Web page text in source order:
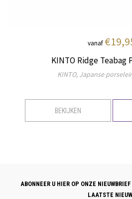
vanaf
KINTO Ridge Teabag
KINTO, Japanse
BEKIJKEN
ABONNEER U HIER OP ONZE
LAATSTE